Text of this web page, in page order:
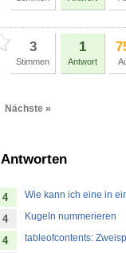
3
Stimmen
1
Antwort
Nächste »
4 Wie kann ich eine in
4 Kugeln nummerieren
4 tableofcontents: